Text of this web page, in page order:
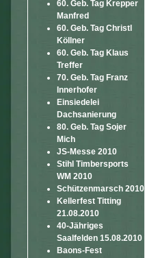
60. Geb. Tag Krepper
Manfred
60. Geb. Tag Christl
Köllner
60. Geb. Tag Klaus
Treffer
70. Geb. Tag Franz
Innerhofer
Einsiedelei
Dachsanierung
80. Geb. Tag Sojer
Mich
JS-Messe 2010
Stihl Timbersports
WM 2010
Schützenmarsch 2010
Kellerfest Titting
21.08.2010
40-Jähriges
Saalfelden 15.08.2010
Baons-Fest